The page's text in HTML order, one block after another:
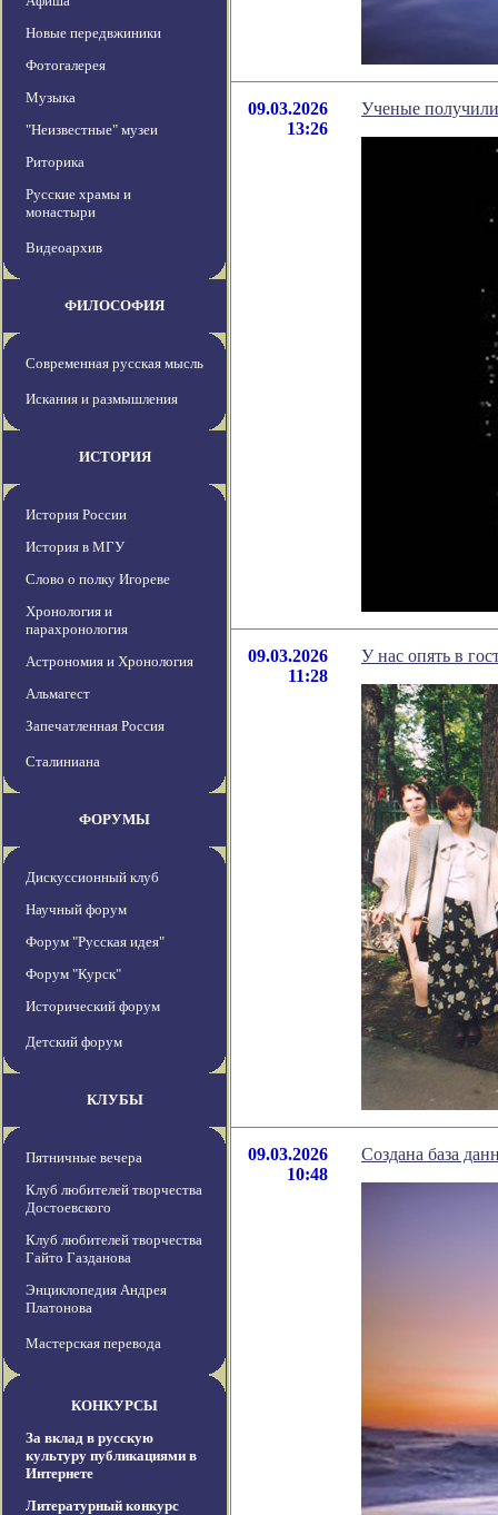
Новые передвжиники
Фотогалерея
Музыка
"Неизвестные" музеи
Риторика
Русские храмы и
монастыри
Видеоархив
ФИЛОСОФИЯ
Современная русская мысль
Искания и размышления
ИСТОРИЯ
История России
История в МГУ
Слово о полку Игореве
Хронология и
парахронология
Астрономия и Хронология
Альмагест
Запечатленная Россия
Сталиниана
ФОРУМЫ
Дискуссионный клуб
Научный форум
Форум "Русская идея"
Форум "Курск"
Исторический форум
Детский форум
КЛУБЫ
Пятничные вечера
Клуб любителей творчества
Достоевского
Клуб любителей творчества
Гайто Газданова
Энциклопедия Андрея
Платонова
Мастерская перевода
КОНКУРСЫ
За вклад в русскую
культуру публикациями в
Интернете
Литературный конкурс
09.03.2026
13:26
Ученые
09.03.2026
11:28
У нас опять в
09.03.2026
10:48
Создана база